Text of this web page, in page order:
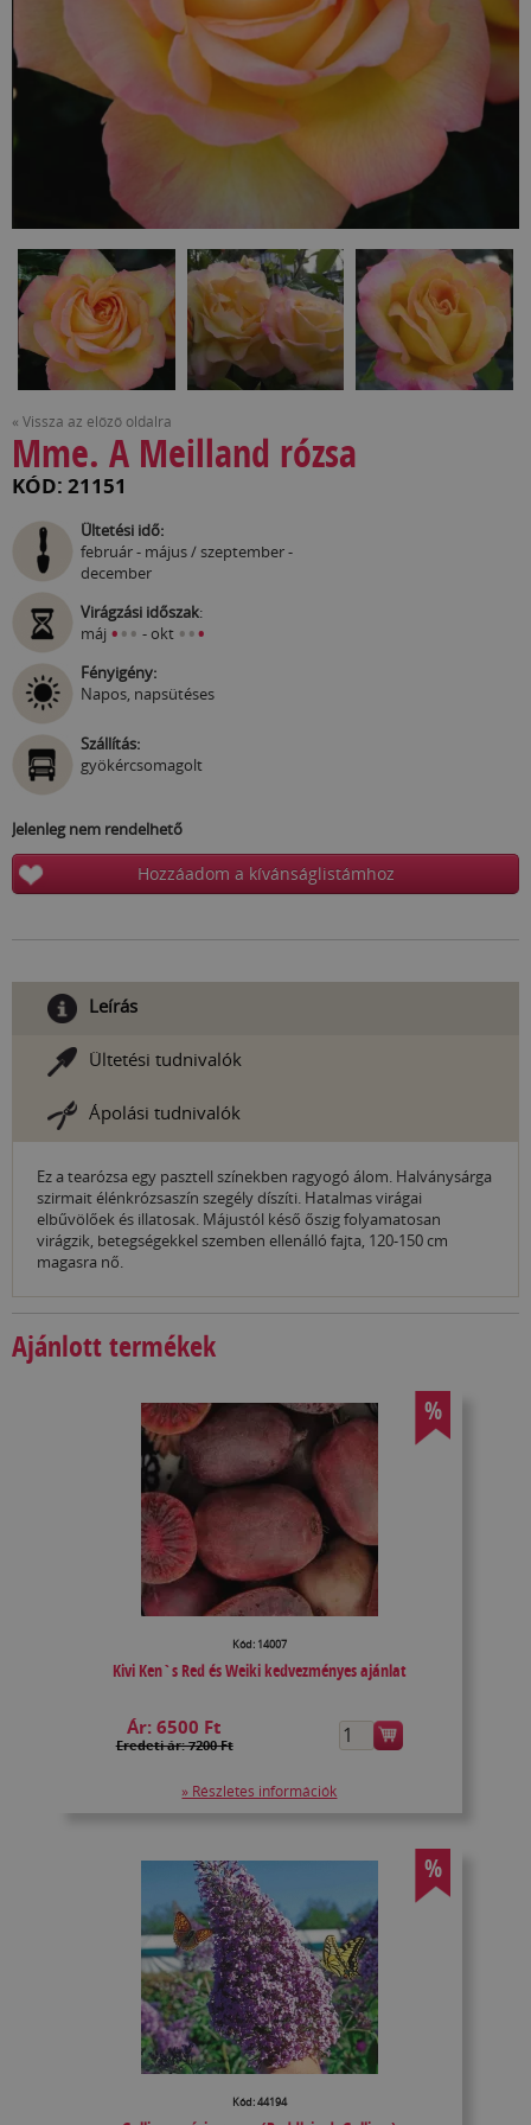
« Vissza az előző oldalra
Mme. A Meilland rózsa
KÓD: 21151
Ültetési idő:
február - május / szeptember -
december
Virágzási időszak:
máj ••• - okt •••
Fényigény:
Napos, napsütéses
Szállítás:
gyökércsomagolt
Jelenleg nem rendelhető
Hozzáadom a kívánságlistámhoz
Leírás
Ültetési tudnivalók
Ápolási tudnivalók
Ez a tearózsa egy pasztell színekben ragyogó álom. Halványsárga
szirmait élénkrózsaszín szegély díszíti. Hatalmas virágai
elbűvölőek és illatosak. Májustól késő őszig folyamatosan
virágzik, betegségekkel szemben ellenálló fajta, 120-150 cm
magasra nő.
Ajánlott termékek
%
Kód: 14007
Kivi Ken`s Red és Weiki kedvezményes ajánlat
Ár:6500 Ft
Eredeti ár: 7200 Ft
» Részletes információk
%
Kód: 44194